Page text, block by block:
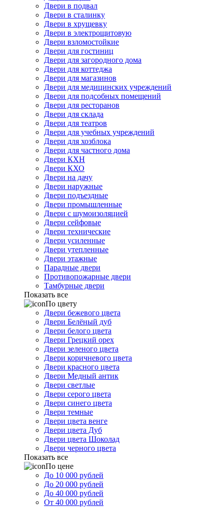
Двери в подвал
Двери в сталинку
Двери в хрущевку
Двери в электрощитовую
Двери взломостойкие
Двери для гостиниц
Двери для загородного дома
Двери для коттеджа
Двери для магазинов
Двери для медицинских учреждений
Двери для подсобных помещений
Двери для ресторанов
Двери для склада
Двери для театров
Двери для учебных учреждений
Двери для хозблока
Двери для частного дома
Двери КХН
Двери КХО
Двери на дачу
Двери наружные
Двери подъездные
Двери промышленные
Двери с шумоизоляцией
Двери сейфовые
Двери технические
Двери усиленные
Двери утепленные
Двери этажные
Парадные двери
Противопожарные двери
Тамбурные двери
Показать все
По цвету
Двери бежевого цвета
Двери Белёный дуб
Двери белого цвета
Двери Грецкий орех
Двери зеленого цвета
Двери коричневого цвета
Двери красного цвета
Двери Медный антик
Двери светлые
Двери серого цвета
Двери синего цвета
Двери темные
Двери цвета венге
Двери цвета Дуб
Двери цвета Шоколад
Двери черного цвета
Показать все
По цене
До 10 000 рублей
До 20 000 рублей
До 40 000 рублей
От 40 000 рублей